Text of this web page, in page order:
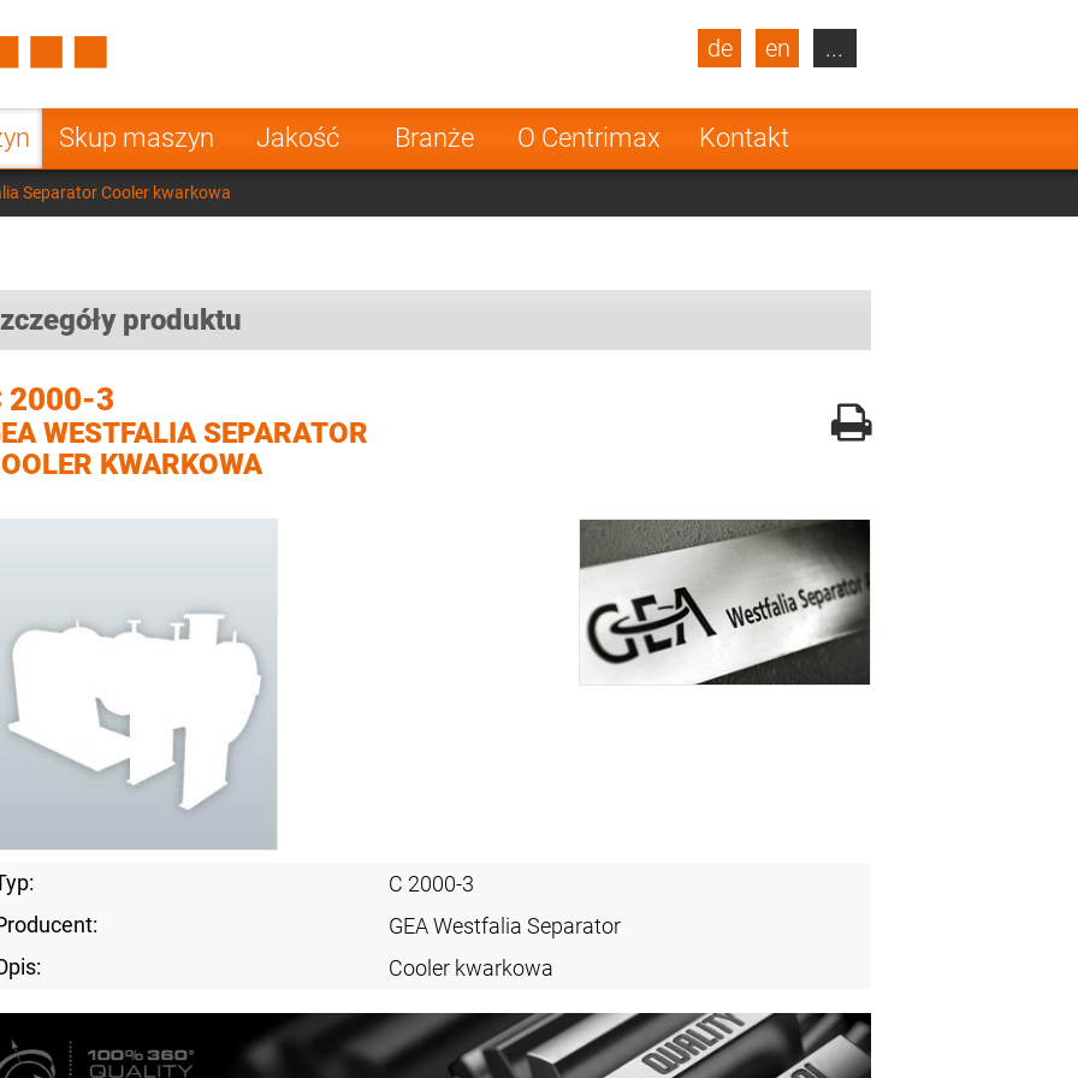
Skup maszyn Jakość Branże O Centrimax Kontakt
de en
Turkey
Poland Norway
Netherlands
...
Separator Cooler kwarkowa
produktu
2000-3
WESTFALIA SEPARATOR
KWARKOWA
C 2000-3
GEA Westfalia Separator
Cooler kwarkowa